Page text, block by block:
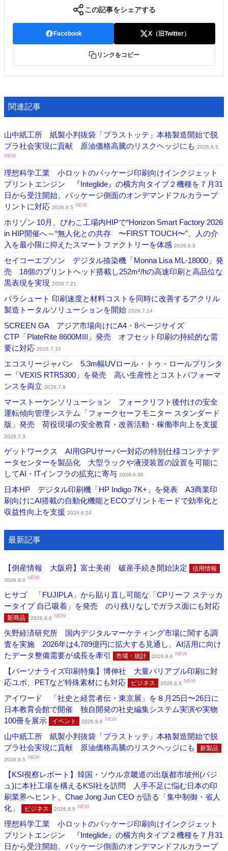
この記事をシェアする
Facebook X（旧Twitter）
リンクをコピー
関連記事
山中紙工所 紙製小判抜袋「プラストッテ」本格製造開始で脱
プラ社会実現に貢献 原油価格高騰のリスクヘッジにも 2026.8.5
NEW
理想科学工業 小ロットのパッケージ印刷向けインクジェット
プリントエンジン 『Integlide』の横方向タイプ２機種を７月31
日から受注開始、パッケージ側面のオンデマンドフルカラープ
リントに対応 2026.8.5 NEW
ホリゾン 10月、びわこ工場内HIPで“Horizon Smart Factory 2026
in HIP開催へ～“無人化との共存 〜FIRST TOUCH〜”、人の介
入を最小限に抑えたスマートファクトリーを体感 2026.8.3
セイコーエプソン デジタル捺染機「Monna Lisa ML-18000」発
売 18個のプリントヘッド搭載し252m²/hの高速印刷と高品位な
黒表現を実現 2026.7.21
パラシュート 印刷速度と材料コストを同時に改善するアクリル
製造トータルソリューションを開始 2026.7.14
SCREEN GA アジア市場向けにA4・8ページサイズ
CTP「PlateRite 8600MIII」発売 オフセット印刷の持続的な需
要に対応 2026.7.10
エコスリージャパン 5.3m幅UVロール・トゥ・ロールプリンタ
ー「VEXIS RTR5300」を発売 高い生産性とコストパフォーマ
ンスを両立 2026.7.9
マーストーケンソリューション フォークリフト後付けの安全
運転傾向管理システム「フォークセーフモニター スタンダード
版」発売 荷役現場の安全教育・改善活動・稼働率向上を支援
2026.7.3
ゲットワークス AI用GPUサーバー対応の特別仕様コンテナデ
ータセンターを製品化 大型ラックや液浸装置の設置を可能に
してAI・ITインフラの拡充に寄与 2026.6.30
日本HP デジタル印刷機「HP Indigo 7K+」を発表 A3商業印
刷向けにAI搭載の自動化機能とECOプリントモードで効率化と
収益性向上を支援 2026.6.24
最新記事
【倒産情報 大阪府】富士美術 破産手続き開始決定 信用情報
2026.8.6 NEW
ヒサゴ 「FUJIPLA」から貼り直し可能な「CPリーフ ステッカ
ータイプ 自己吸着」を発売 のり残りなしでガラス面にも対応
新商品 2026.8.6 NEW
矢野経済研究所 国内デジタルマーケティング市場に関する調
査を実施 2026年は4,789億円に拡大する見通し、AI活用に向け
たデータ整備需要が成長を牽引
市場・統計 2026.8.6 NEW
【パーソナライズ印刷特集】博伸社 大量バリアブル印刷に対
応ユポ、PETなど特殊素材にも対応
ビジネス 2026.8.6 NEW
アイワード 「社史と経営者伝・東京展」を８月25日〜26日に
日本教育会館で開催 独自開発の社史編集システム実演や実物
100冊を展示
イベント 2026.8.6 NEW
山中紙工所 紙製小判抜袋「プラストッテ」本格製造開始で脱
プラ社会実現に貢献 原油価格高騰のリスクヘッジにも
新製品
2026.8.5 NEW
【KSI視察レポート】韓国・ソウル京畿道の出版都市坡州(パジ
ュ)に本社工場を構えるKSI社を訪問 人手不足に悩む日本の印
刷業界へヒント、Chae Jong Jun CEO が語る「集中制御・省人
化」
ビジネス 2026.8.5 NEW
理想科学工業 小ロットのパッケージ印刷向けインクジェット
プリントエンジン 『Integlide』の横方向タイプ２機種を７月31
日から受注開始、パッケージ側面のオンデマンドフルカラープ